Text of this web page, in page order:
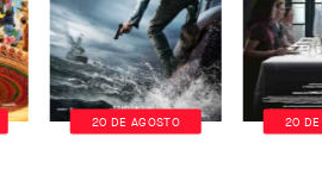
20 DE AGOSTO 20 DE